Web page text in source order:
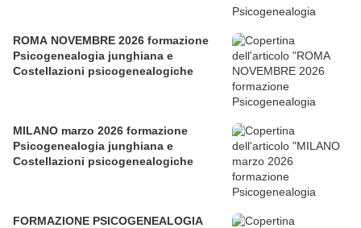
ROMA NOVEMBRE 2026 formazione
Psicogenealogia junghiana e
Costellazioni psicogenealogiche
MILANO marzo 2026 formazione
Psicogenealogia junghiana e
Costellazioni psicogenealogiche
FORMAZIONE PSICOGENEALOGIA